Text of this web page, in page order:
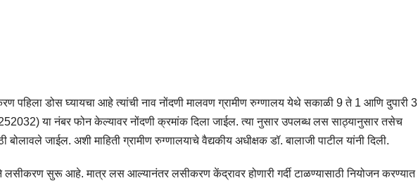
पहिला डोस घ्यायचा आहे त्यांची नाव नोंदणी मालवण ग्रामीण रुग्णालय येथे सकाळी 9 ते 1 आणि दुपारी 3
या नंबर फोन केल्यावर नोंदणी क्रमांक दिला जाईल. त्या नुसार उपलब्ध लस साठ्यानुसार तसेच
जाईल. अशी माहिती ग्रामीण रुग्णालयाचे वैद्यकीय अधीक्षक डॉ. बालाजी पाटील यांनी दिली.
लसीकरण सुरू आहे. मात्र लस आल्यानंतर लसीकरण केंद्रावर होणारी गर्दी टाळण्यासाठी नियोजन करण्यात